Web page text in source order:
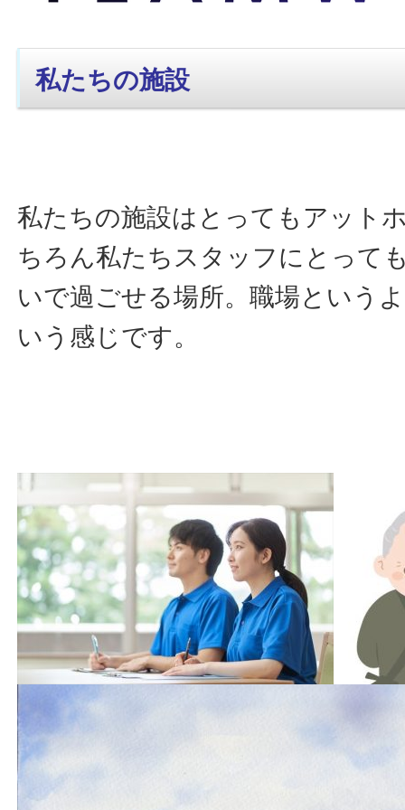
私たちの施設
私たちの施設はとってもアット
ちろん私たちスタッフにとって
いで過ごせる場所。職場という
いう感じです。